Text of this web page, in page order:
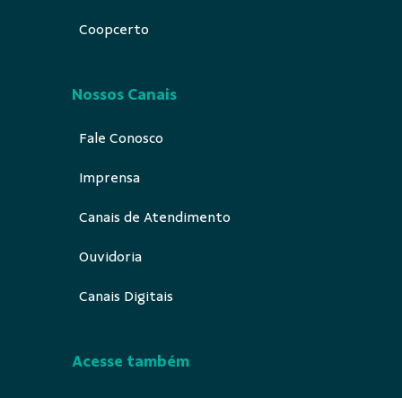
Coopcerto
Nossos Canais
Fale Conosco
Imprensa
Canais de Atendimento
Ouvidoria
Canais Digitais
Acesse também